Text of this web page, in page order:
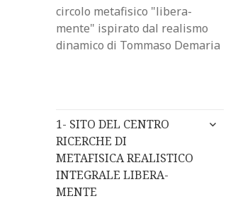
circolo metafisico "libera-
mente" ispirato dal realismo
dinamico di Tommaso Demaria
1- SITO DEL CENTRO
RICERCHE DI
METAFISICA REALISTICO
INTEGRALE LIBERA-
MENTE
apri